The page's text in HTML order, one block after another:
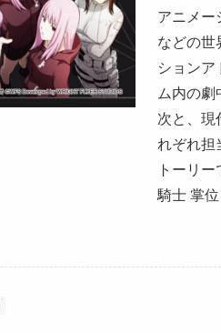
アニメー
などの世
ションア
ム内の
次と、現
れぞれ担
トーリ
騎士 掌